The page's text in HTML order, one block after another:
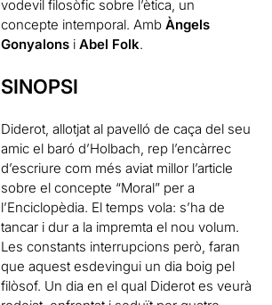
vodevil filosòfic sobre l’ètica, un
concepte intemporal. AmbÀngels
Gonyalons iAbel Folk.
SINOPSI
Diderot, allotjat al pavelló de caça del seu
amic el baró d’Holbach, rep l’encàrrec
d’escriure com més aviat millor l’article
sobre el concepte “Moral” per a
l’Enciclopèdia. El temps vola: s’ha de
tancar i dur a la impremta el nou volum.
Les constants interrupcions però, faran
que aquest esdevingui un dia boig pel
filòsof. Un dia en el qual Diderot es veurà